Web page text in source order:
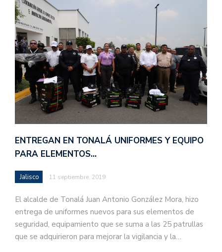
ENTREGAN EN TONALÁ UNIFORMES Y EQUIPO
PARA ELEMENTOS…
Jalisco 11 septiembre, 2019
El alcalde de Tonalá Juan Antonio González Mora, hizo
entrega de uniformes nuevos para sus elementos de
seguridad, equipamiento que se suma a las 25 patrullas
que se adquirieron para mejorar la vigilancia y la…